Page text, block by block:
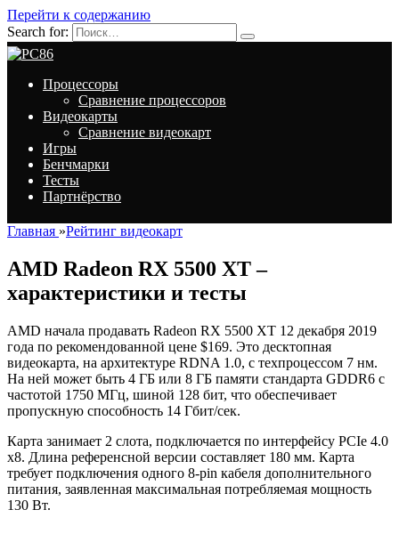
Перейти к содержанию
Search for:
Процессоры
Сравнение процессоров
Видеокарты
Сравнение видеокарт
Игры
Бенчмарки
Тесты
Партнёрство
Главная »Рейтинг видеокарт
AMD Radeon RX 5500 XT –
характеристики и тесты
AMD начала продавать Radeon RX 5500 XT 12 декабря 2019
года по рекомендованной цене $169. Это десктопная
видеокарта, на архитектуре RDNA 1.0, с техпроцессом 7 нм.
На ней может быть 4 ГБ или 8 ГБ памяти стандарта GDDR6 с
частотой 1750 МГц, шиной 128 бит, что обеспечивает
пропускную способность 14 Гбит/сек.
Карта занимает 2 слота, подключается по интерфейсу PCIe 4.0
x8. Длина референсной версии составляет 180 мм. Карта
требует подключения одного 8-pin кабеля дополнительного
питания, заявленная максимальная потребляемая мощность
130 Вт.